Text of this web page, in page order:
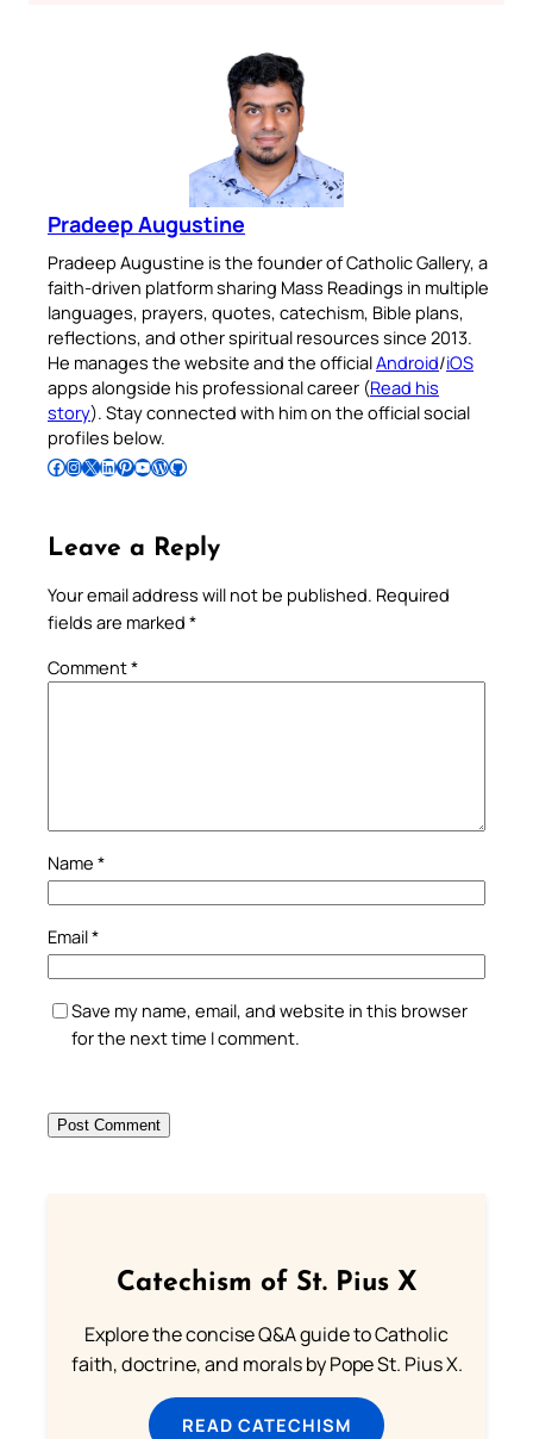
Pradeep Augustine
Pradeep Augustine is the founder of Catholic Gallery, a
faith-driven platform sharing Mass Readings in multiple
languages, prayers, quotes, catechism, Bible plans,
reflections, and other spiritual resources since 2013.
He manages the website and the officialAndroid/iOS
apps alongside his professional career (Read his
story). Stay connected with him on the official social
profiles below.
Follow Pradeep on Facebook Follow Pradeep on InstagramFollow Pradeep on X Follow Pradeep on LinkedIn Follow Pradeep on Pinterest Subscribe to Pradeep’s Youtube Channel Follow Pradeep on WordPress Follow Pradeep on GitHub
Leave a Reply
Your email address will not be published. Required
fields are marked *
Comment*
Name *
Email*
Save my name, email, and website in this browser
for the next time I comment.
Catechism of St. Pius X
Explore the concise Q&A guide to Catholic
faith, doctrine, and morals by Pope St. Pius X.
READ CATECHISM